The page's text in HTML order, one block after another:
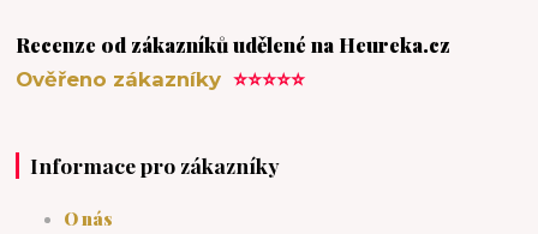
Recenze od zákazníků udělené na Heureka.cz
Ověřeno zákazníky⭐⭐⭐⭐⭐
Informace pro zákazníky
O nás